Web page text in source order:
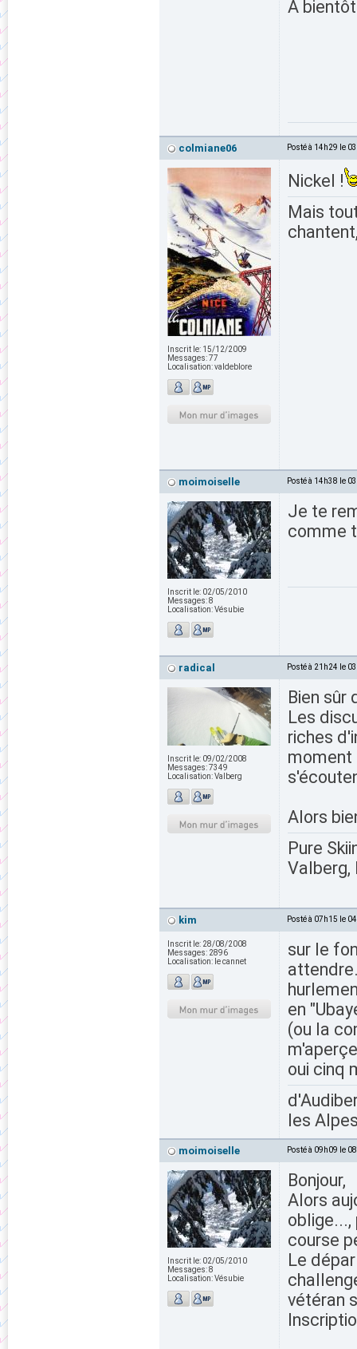
A
colmiane06 Posté à 14h29 le
Inscrit le: 15/12/2009
Messages:77
Localisation:valdeblore
Nickel !
Mais
moimoiselle Posté à 14h38 le
Inscrit le: 02/05/2010
Messages:8
Localisation:Vésubie
Je te
comme
radical Posté à 21h24 le
Inscrit le: 09/02/2008
Messages:7349
Localisation:Valberg
Bien sûr
Les
riches
moment
Alors
Pure
Valberg,
kim Posté à 07h15 le
Inscrit le: 28/08/2008
Messages: 2896
Localisation: le cannet
sur le
en
(ou la
oui cinq
les
moimoiselle Posté à 09h09 le
Inscrit le: 02/05/2010
Messages:8
Localisation:Vésubie
Bonjour,
Alors
oblige...,
course
Le
vétéran